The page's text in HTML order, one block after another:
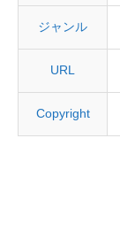
ジャンル
URL
Copyright